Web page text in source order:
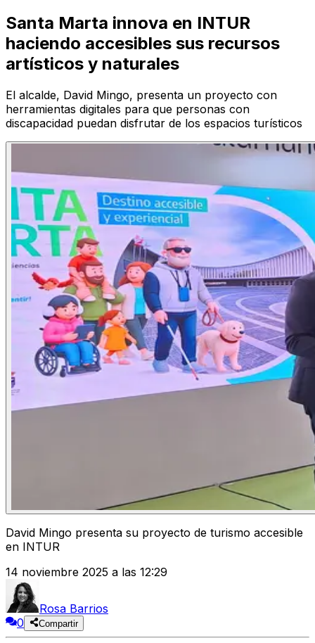
Santa Marta innova en INTUR
haciendo accesibles sus recursos
artísticos y naturales
El alcalde, David Mingo, presenta un proyecto con
herramientas digitales para que personas con
discapacidad puedan disfrutar de los espacios turísticos
David Mingo presenta su proyecto de turismo accesible
en INTUR
14 noviembre 2025 a las 12:29
Rosa Barrios
0
Compartir